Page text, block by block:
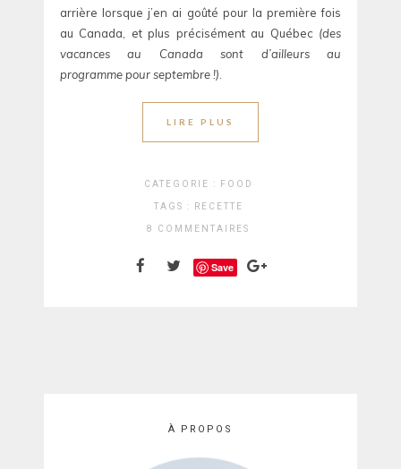
arrière lorsque j’en ai goûté pour la première fois
au Canada, et plus précisément au Québec (des
vacances au Canada sont d’ailleurs au
programme pour septembre !)
LIRE PLUS
CATEGORIE : FOOD
TAGS : RECETTE
8 COMMENTAIRES
Save
À PROPOS